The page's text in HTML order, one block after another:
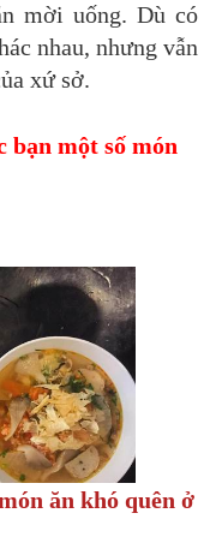
mời uống. Dù có
nhau, nhưng vẫn
xứ sở.
bạn một số món
ăn khó quên ở